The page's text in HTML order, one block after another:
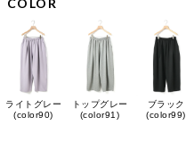
COLOR
ライトグレー
(color90)
トップグレー
(color91)
ブラック
(color99)